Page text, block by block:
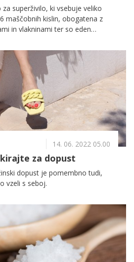
superživilo, ki vsebuje veliko
maščobnih kislin, obogatena z
in vlakninami ter so eden
živili, kot sta jogurt ali
boste morda od sedaj naprej
obliki chia vode.
14. 06. 2022 05.00
za dopust
dopust je pomembno tudi,
vzeli s seboj.